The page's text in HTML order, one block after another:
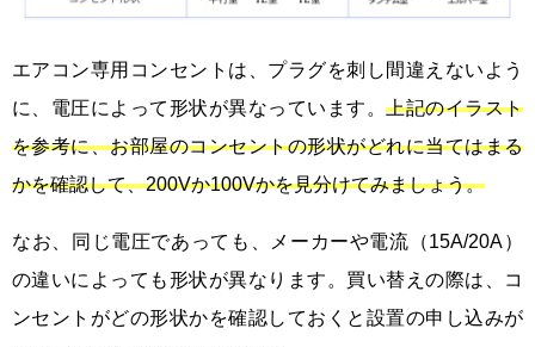
エアコン専用コンセントは、プラグを刺し間違えないよう
に、電圧によって形状が異なっています。上記のイラスト
を参考に、お部屋のコンセントの形状がどれに当てはまる
かを確認して、200Vか100Vかを見分けてみましょう。
なお、同じ電圧であっても、メーカーや電流（15A/20A）
の違いによっても形状が異なります。買い替えの際は、コ
ンセントがどの形状かを確認しておくと設置の申し込みが